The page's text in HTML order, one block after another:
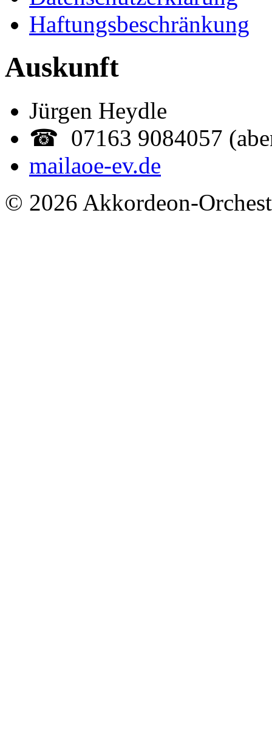
Haftungsbeschränkung
Auskunft
Jürgen Heydle
☎ 07163 9084057
mailaoe-ev.de
© 2026 Akkordeon-